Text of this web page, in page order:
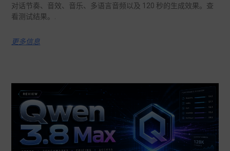
对话节奏、音效、音乐、多语言音频以及 120 秒的生成效果。查
看测试结果。.
更多信息